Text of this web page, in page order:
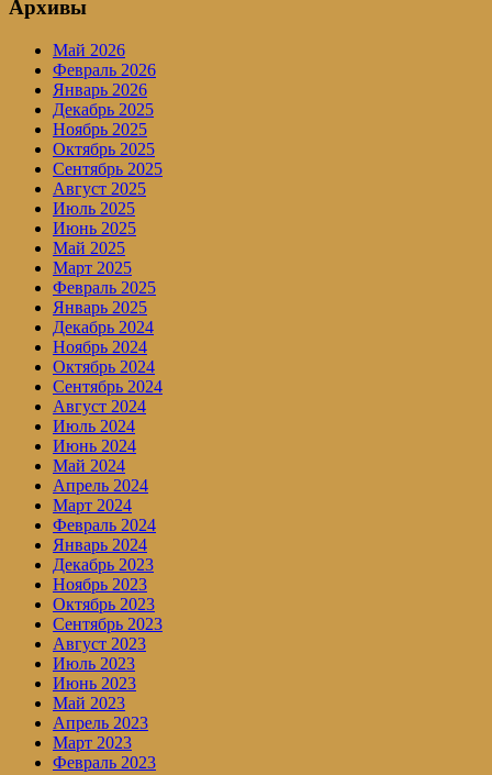
Архивы
Май 2026
Февраль 2026
Январь 2026
Декабрь 2025
Ноябрь 2025
Октябрь 2025
Сентябрь 2025
Август 2025
Июль 2025
Июнь 2025
Май 2025
Март 2025
Февраль 2025
Январь 2025
Декабрь 2024
Ноябрь 2024
Октябрь 2024
Сентябрь 2024
Август 2024
Июль 2024
Июнь 2024
Май 2024
Апрель 2024
Март 2024
Февраль 2024
Январь 2024
Декабрь 2023
Ноябрь 2023
Октябрь 2023
Сентябрь 2023
Август 2023
Июль 2023
Июнь 2023
Май 2023
Апрель 2023
Март 2023
Февраль 2023